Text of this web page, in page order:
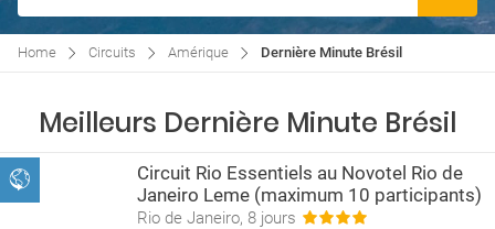
Home Circuits Amérique Dernière Minute Brésil
Meilleurs Dernière Minute Brésil
Circuit Rio Essentiels au Novotel Rio de
Janeiro Leme (maximum 10 participants)
Rio de Janeiro, 8 jours